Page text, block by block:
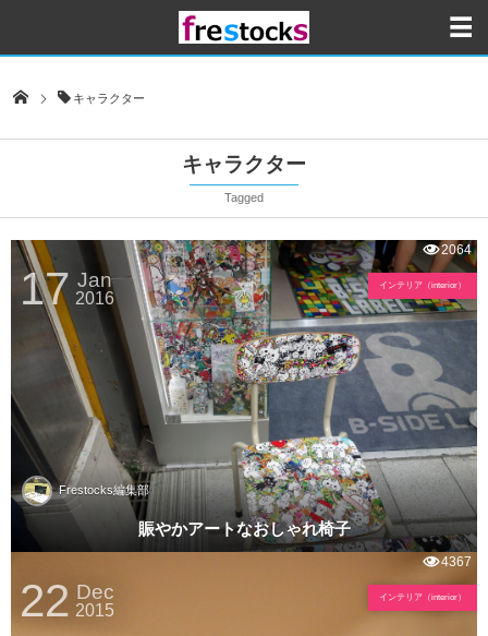
キャラクター
キャラクター
Tagged
Frestocks編集部
賑やかアートなおしゃれ椅子
17 Jan
2016
インテリア（interior）
2064
22 Dec
2015
インテリア（interior）
4367